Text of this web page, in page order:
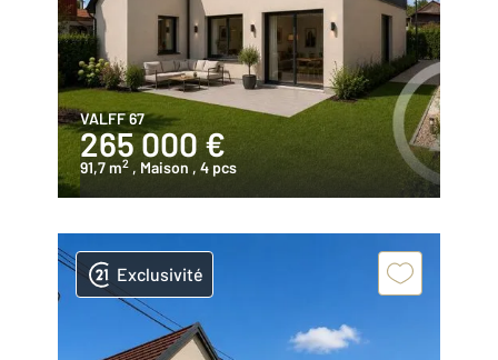
VALFF 67
265 000 €
91,7 m2 , Maison , 4 pcs
Exclusivité